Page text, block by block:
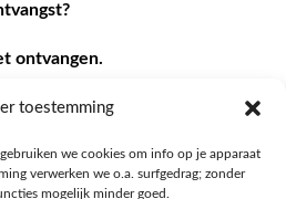
toestemming
we cookies om info op je apparaat
verwerken we o.a. surfgedrag; zonder
mogelijk minder goed.
ontvangen.